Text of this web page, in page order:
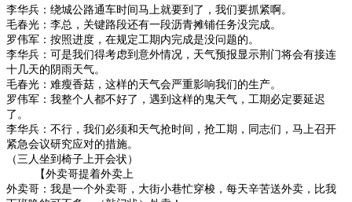
李华兵：绕城公路通车时间马上就要到了，我们要抓紧啊。
毛春光：李总，关键路段还有一段沥青摊铺任务没完成。
罗伟军：按照进度，在规定工期内完成是没问题的。
李华兵：可是我们得考虑到意外情况，天气预报显示荆门将会有接连
十几天的阴雨天气。
毛春光：难瘦香菇，这样的天气会严重影响我们的生产。
罗伟军：我整个人都不好了，遇到这样的鬼天气，工期必定要延迟
了。
李华兵：不行，我们必须和天气抢时间，抢工期，同志们，马上召开
紧急会议研究应对的措施。
（三人坐到椅子上开会状）
【外卖哥提着外卖上
外卖哥：我是一个外卖哥，大街小巷忙穿梭，每天辛苦送外卖，比我